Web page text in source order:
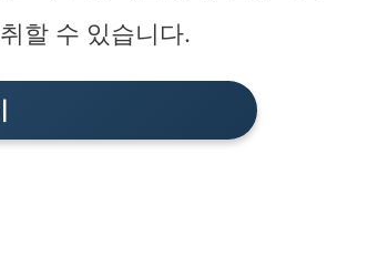
할 수 있습니다.